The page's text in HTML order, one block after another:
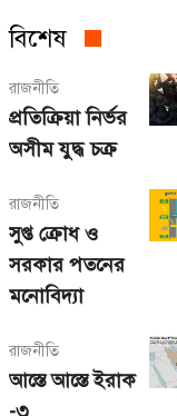
বিশেষ
রাজনীতি
প্রতিক্রিয়া নির্ভর
অসীম যুদ্ধ চক্র
রাজনীতি
সুপ্ত ক্রোধ ও
সরকার পতনের
মনোবিদ্যা
রাজনীতি
আস্তে আস্তে ইরাক